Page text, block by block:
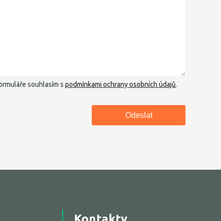
souhlasím spodmínkami ochrany osobních údajů.